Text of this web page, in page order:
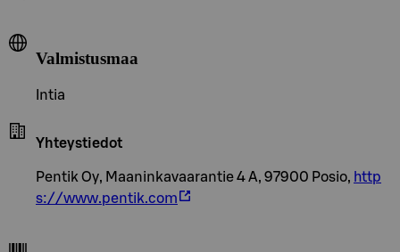
Valmistusmaa
Intia
Yhteystiedot
Pentik Oy, Maaninkavaarantie 4 A, 97900 Posio, http
s://www.pentik.com